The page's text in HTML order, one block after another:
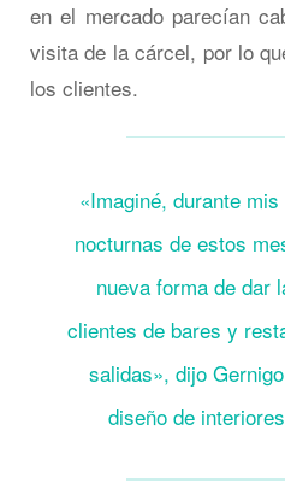
en el mercado parecían
visita de la cárcel, por lo
los clientes.
«Imaginé, durante
nocturnas de estos
nueva forma de dar
clientes de bares y
salidas», dijo
diseño de